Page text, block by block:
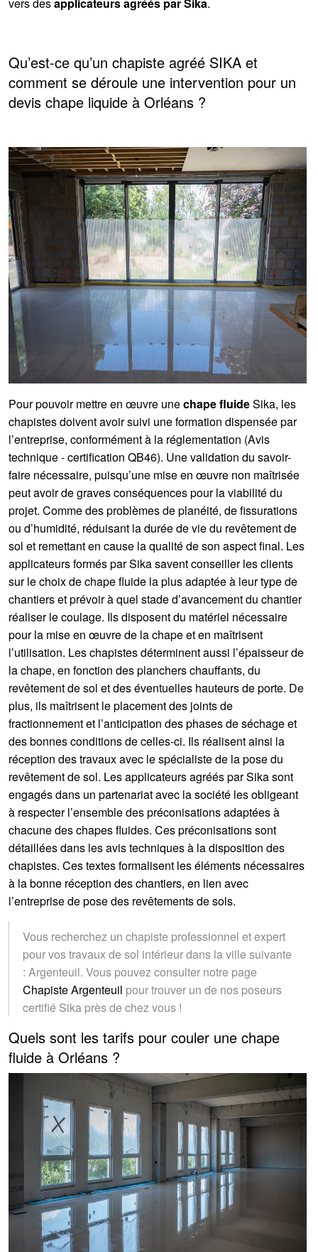
Qu’est-ce qu’un chapiste agréé SIKA et
comment se déroule une intervention pour un
devis chape liquide à Orléans ?
Pour pouvoir mettre en œuvre unechape fluideSika, les
chapistes doivent avoir suivi une formation dispensée par
l’entreprise, conformément à la réglementation (Avis
technique - certification QB46). Une validation du savoir-
faire nécessaire, puisqu’une mise en œuvre non maîtrisée
peut avoir de graves conséquences pour la viabilité du
projet. Comme des problèmes de planéité, de fissurations
ou d’humidité, réduisant la durée de vie du revêtement de
sol et remettant en cause la qualité de son aspect final. Les
applicateurs formés par Sika savent conseiller les clients
sur le choix de chape fluide la plus adaptée à leur type de
chantiers et prévoir à quel stade d’avancement du chantier
réaliser le coulage. Ils disposent du matériel nécessaire
pour la mise en œuvre de la chape et en maîtrisent
l’utilisation. Les chapistes déterminent aussi l’épaisseur de
la chape, en fonction des planchers chauffants, du
revêtement de sol et des éventuelles hauteurs de porte. De
plus, ils maîtrisent le placement des joints de
fractionnement et l’anticipation des phases de séchage et
des bonnes conditions de celles-ci. Ils réalisent ainsi la
réception des travaux avec le spécialiste de la pose du
revêtement de sol. Les applicateurs agréés par Sika sont
engagés dans un partenariat avec la société les obligeant
à respecter l’ensemble des préconisations adaptées à
chacune des chapes fluides. Ces préconisations sont
détaillées dans les avis techniques à la disposition des
chapistes. Ces textes formalisent les éléments nécessaires
à la bonne réception des chantiers, en lien avec
l’entreprise de pose des revêtements de sols.
Vous recherchez un chapiste professionnel et expert
pour vos travaux de sol intérieur dans la ville suivante
: Argenteuil. Vous pouvez consulter notre page
Chapiste Argenteuil pour trouver un de nos poseurs
certifié Sika près de chez vous !
Quels sont les tarifs pour couler une chape
fluide à Orléans ?